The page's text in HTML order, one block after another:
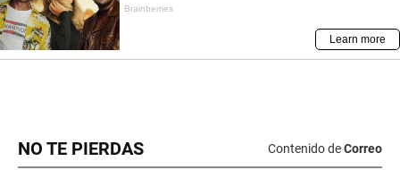
NO TE PIERDAS Contenido deCorreo